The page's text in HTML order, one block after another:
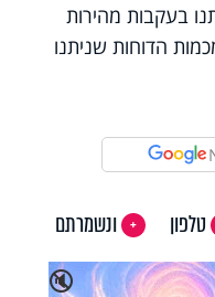
בעקבות מהירות
הדוחות שניתנו
טלפון
ונשמרתם
🔇